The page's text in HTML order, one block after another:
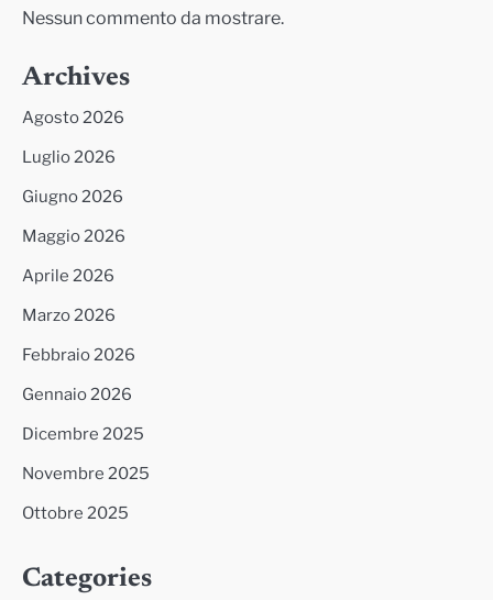
Nessun commento da mostrare.
Archives
Agosto 2026
Luglio 2026
Giugno 2026
Maggio 2026
Aprile 2026
Marzo 2026
Febbraio 2026
Gennaio 2026
Dicembre 2025
Novembre 2025
Ottobre 2025
Categories